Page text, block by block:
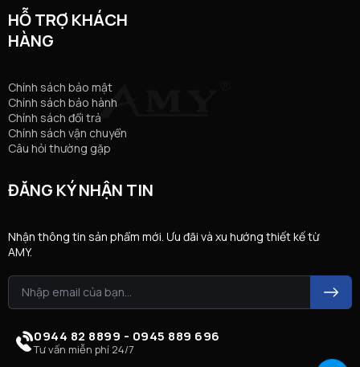
HỖ TRỢ KHÁCH
HÀNG
Chính sách bảo mật
Chính sách bảo hành
Chính sách đổi trả
Chính sách vận chuyển
Câu hỏi thường gặp
ĐĂNG KÝ NHẬN TIN
Nhận thông tin sản phẩm mới. Ưu đãi và xu hướng thiết kế từ
AMY.
0944 82 8899 - 0945 889 696
Tư vấn miễn phí 24/7